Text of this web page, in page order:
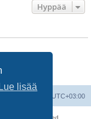
Lue lisää
Hyppää
UTC+03:00